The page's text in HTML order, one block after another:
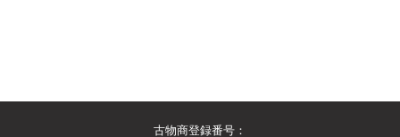
古物商登録番号：